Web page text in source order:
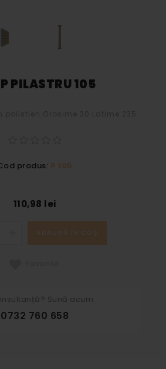
PILASTRU 105
produs: P 105
110,98 lei
ADAUGĂ ÎN COȘ
Sună acum
0732 760 658